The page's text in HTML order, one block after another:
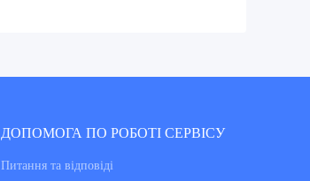
ДОПОМОГА ПО РОБОТІ СЕРВІСУ
Питання та вiдповiдi